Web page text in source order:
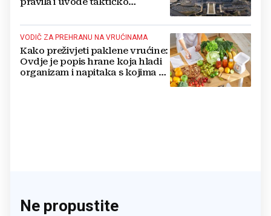
VODIČ ZA PREHRANU NA VRUĆINAMA
Kako preživjeti paklene vrućine:
Ovdje je popis hrane koja hladi
organizam i napitaka s kojima si
Ne propustite